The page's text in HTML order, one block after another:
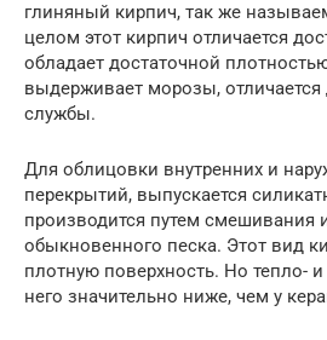
глиняный кирпич, так же
целом этот кирпич отличается
обладает достаточной
выдерживает морозы,
службы.
Для облицовки внутренних и
перекрытий, выпускается
производится путем смешивания
обыкновенного песка. Этот вид
плотную поверхность. Но тепло- и
него значительно ниже, чем у